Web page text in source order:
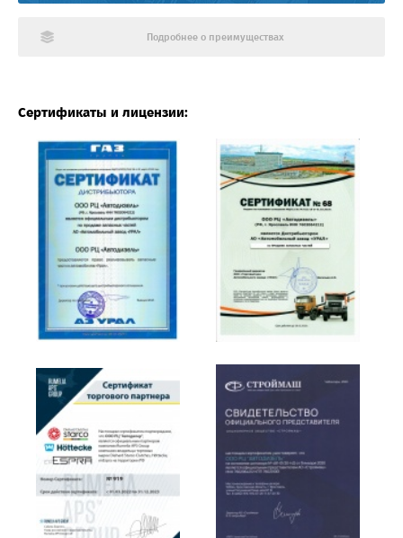
Подробнее о преимуществах
Сертификаты и лицензии: